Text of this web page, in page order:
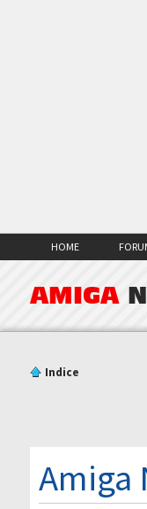
HOME
AMIGA
Indice
Amiga